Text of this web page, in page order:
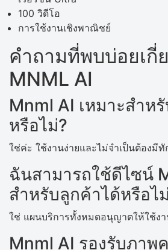
100 วิดีโอ
การใช้งานเชิงพาณิชย์
คำถามที่พบบ่อยเกี่
MNML AI
Mnml AI เหมาะสำห
หรือไม่?
ใช่ค่ะ ใช้งานง่ายและไม่จำเป็นต้องมี
ฉันสามารถใช้ดีไซน์
สำหรับลูกค้าได้หรือไ
ใช่ แผนบริการทั้งหมดอนุญาตให้ใช้ง
Mnml AI รองรับภา